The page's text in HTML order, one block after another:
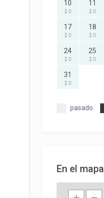
10
$ 0
11
$ 0
17
$ 0
18
$ 0
24
$ 0
25
$ 0
31
$ 0
pasado
En el mapa